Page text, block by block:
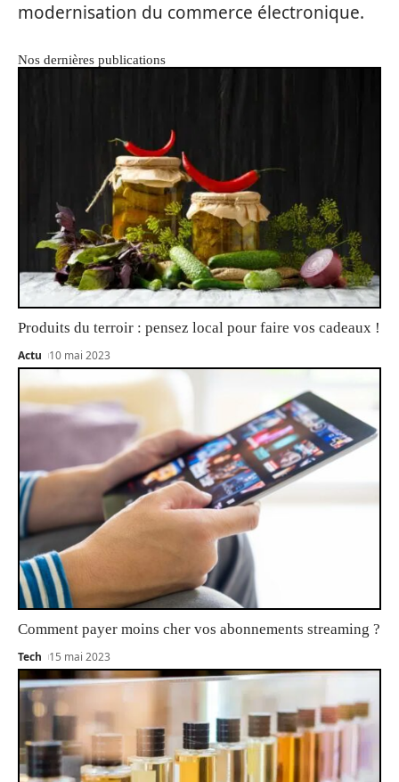
modernisation du commerce électronique.
Nos dernières publications
Produits du terroir : pensez local pour faire vos cadeaux !
Actu 10 mai 2023
Comment payer moins cher vos abonnements streaming ?
Tech 15 mai 2023